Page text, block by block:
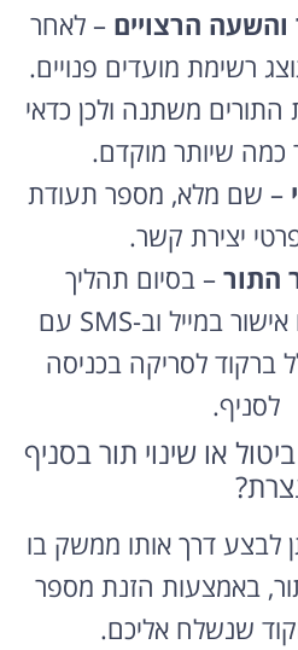
הרצויים – לאחר
רשימת מועדים פנויים.
התורים משתנה ולכן כדאי
כמה שיותר מוקדם.
– שם מלא, מספר תעודת
יצירת קשר.
התור – בסיום תהליך
ההזמנה תקבלו אישור במייל וב-SMS עם
ברקוד לסריקה בכניסה
לסניף.
או שינוי תור בסניף
לבצע דרך אותו ממשק בו
באמצעות הזנת מספר
שנשלח אליכם.